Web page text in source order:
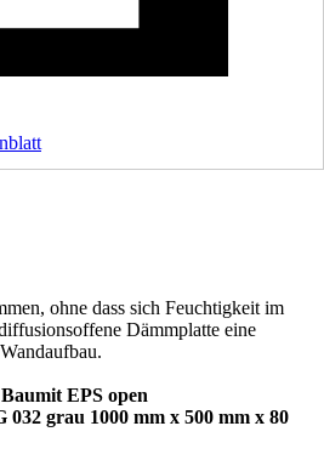
ohne dass sich Feuchtigkeit im
Dämmplatte eine
EPS open
032 grau 1000 mm x 500 mm x 80